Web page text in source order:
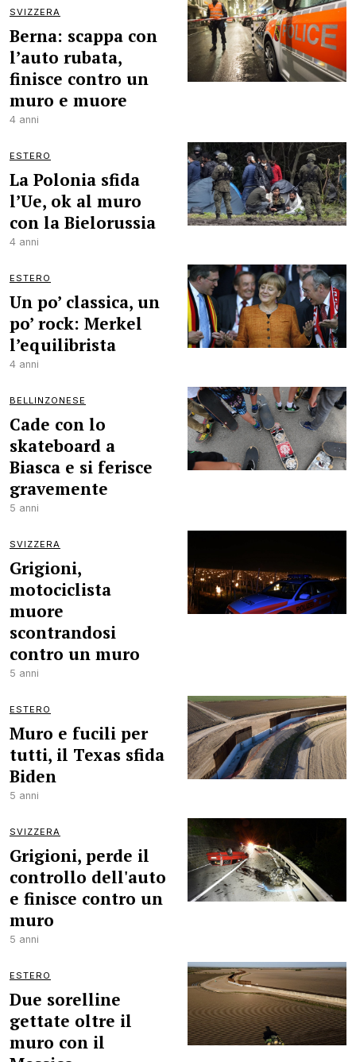
SVIZZERA
Berna: scappa con
l’auto rubata,
finisce contro un
muro e muore
4 anni
ESTERO
La Polonia sfida
l’Ue, ok al muro
con la Bielorussia
4 anni
ESTERO
Un po’ classica, un
po’ rock: Merkel
l’equilibrista
4 anni
BELLINZONESE
Cade con lo
skateboard a
Biasca e si ferisce
gravemente
5 anni
SVIZZERA
Grigioni,
motociclista
muore
scontrandosi
contro un muro
5 anni
ESTERO
Muro e fucili per
tutti, il Texas sfida
Biden
5 anni
SVIZZERA
Grigioni, perde il
controllo dell'auto
e finisce contro un
muro
5 anni
ESTERO
Due sorelline
gettate oltre il
muro con il